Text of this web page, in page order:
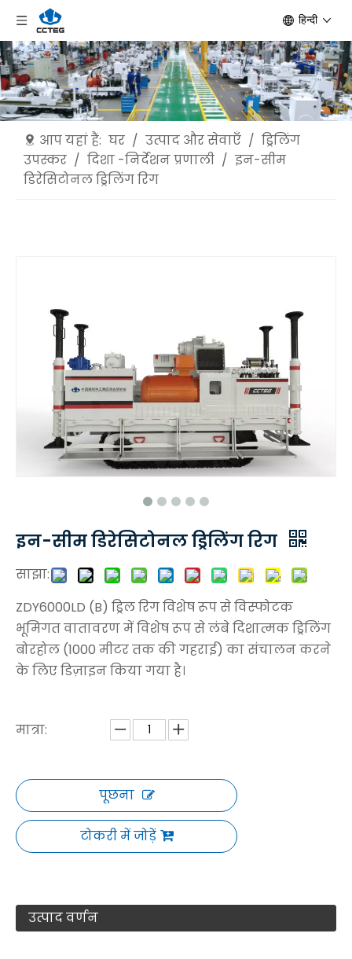
हिन्दी
आप यहां हैं: घर / उत्पाद और सेवाएँ / ड्रिलिंग
उपस्कर / दिशा -निर्देशन प्रणाली / इन-सीम
डिरेसिटोनल ड्रिलिंग रिग
इन-सीम डिरेसिटोनल ड्रिलिंग रिग
साझा:
ZDY6000LD (B) ड्रिल रिग विशेष रूप से विस्फोटक
भूमिगत वातावरण में विशेष रूप से लंबे दिशात्मक ड्रिलिंग
बोरहोल (1000 मीटर तक की गहराई) का संचालन करने
के लिए डिज़ाइन किया गया है।
मात्रा:
पूछना
टोकरी में जोड़ें
उत्पाद वर्णन